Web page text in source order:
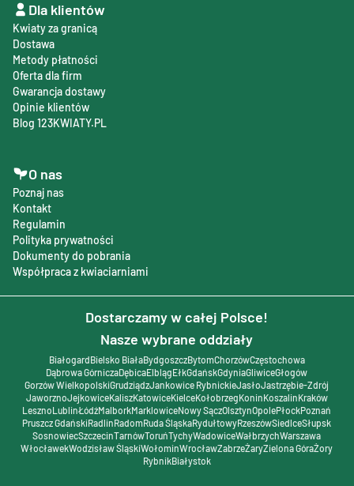
Dla klientów
Kwiaty za granicą
Dostawa
Metody płatności
Oferta dla firm
Gwarancja dostawy
Opinie klientów
Blog 123KWIATY.PL
O nas
Poznaj nas
Kontakt
Regulamin
Polityka prywatności
Dokumenty do pobrania
Współpraca z kwiaciarniami
Dostarczamy w całej Polsce!
Nasze wybrane oddziały
BiałogardBielsko BiałaBydgoszczBytomChorzówCzęstochowa
Dąbrowa GórniczaDębicaElblągEłkGdańskGdyniaGliwiceGłogów
Gorzów WielkopolskiGrudziądzJankowice RybnickieJasłoJastrzębie-Zdrój
JaworznoJejkowiceKaliszKatowiceKielceKołobrzegKoninKoszalinKraków
LesznoLublinŁódźMalborkMarklowiceNowy SączOlsztynOpolePłockPoznań
Pruszcz GdańskiRadlinRadomRuda ŚląskaRydułtowyRzeszówSiedlceSłupsk
SosnowiecSzczecinTarnówToruńTychyWadowiceWałbrzychWarszawa
WłocławekWodzisław ŚląskiWołominWrocławZabrzeŻaryZielona GóraŻory
RybnikBiałystok